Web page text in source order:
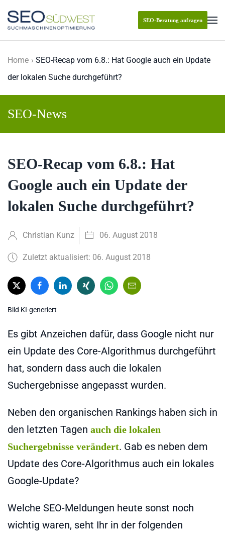
Skip to main content
SEO-Beratung anfragen
Home
SEO-Recap vom 6.8.: Hat Google auch ein Update
der lokalen Suche durchgeführt?
SEO-News
SEO-Recap vom 6.8.: Hat
Google auch ein Update der
lokalen Suche durchgeführt?
Christian Kunz 06. August 2018
Zuletzt aktualisiert: 06. August 2018
Bild KI-generiert
Es gibt Anzeichen dafür, dass Google nicht nur
ein Update des Core-Algorithmus durchgeführt
hat, sondern dass auch die lokalen
Suchergebnisse angepasst wurden.
Neben den organischen Rankings haben sich in
den letzten Tagen auch die lokalen
Suchergebnisse verändert. Gab es neben dem
Update des Core-Algorithmus auch ein lokales
Google-Update?
Welche SEO-Meldungen heute sonst noch
wichtig waren, seht Ihr in der folgenden